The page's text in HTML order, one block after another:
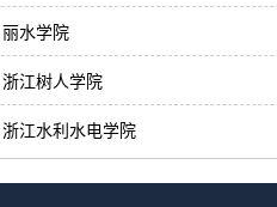
水学院
江树人学院
江水利水电学院